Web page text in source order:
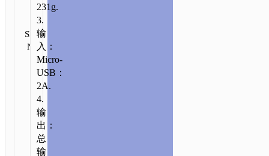
10000MAH
SKU:
N/A
类
移
动
电
源
询
231g.
3.
输
入：
Micro-
USB：
2A.
4.
输
出：
总
输